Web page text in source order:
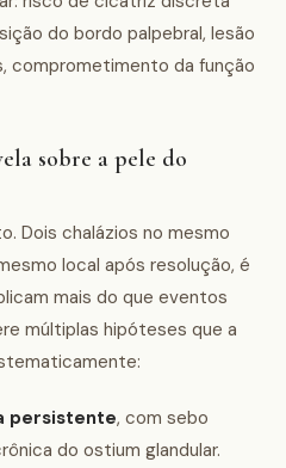
do bordo palpebral, lesão
comprometimento da função
sobre a pele do
Dois chalázios no mesmo
local após resolução, é
mais do que eventos
múltiplas hipóteses que a
persistente, com sebo
do ostium glandular.